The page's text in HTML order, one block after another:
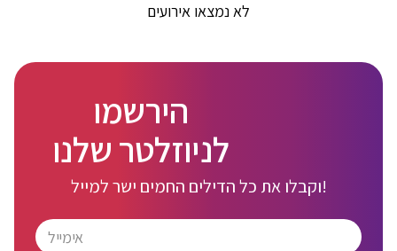
לא נמצאו אירועים
הירשמו
לניוזלטר שלנו
וקבלו את כל הדילים החמים ישר למייל!